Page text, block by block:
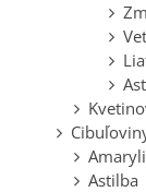
Astilba